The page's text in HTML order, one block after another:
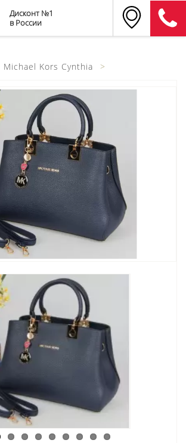
Дисконт №1
в России
Michael Kors Cynthia